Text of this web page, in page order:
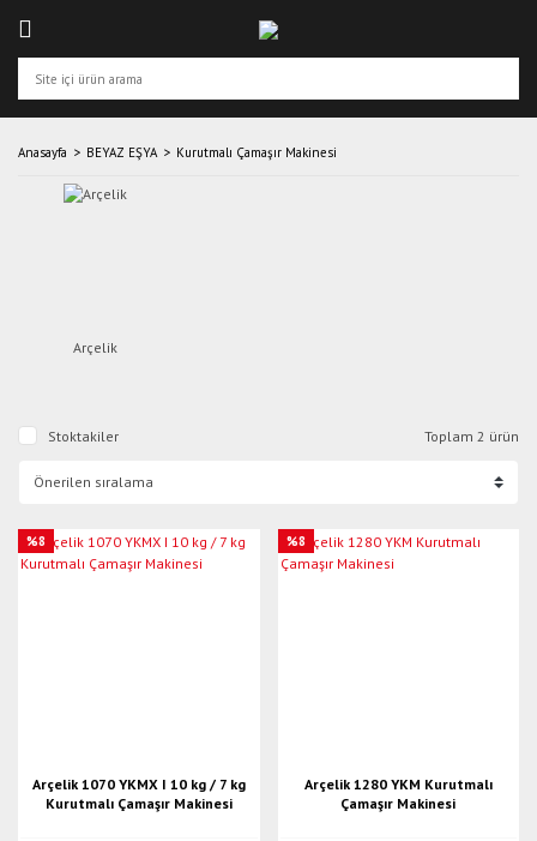
Anasayfa BEYAZ EŞYA Kurutmalı Çamaşır Makinesi
Arçelik
Stoktakiler Toplam 2 ürün
%8
Arçelik 1070 YKMX I 10 kg / 7 kg
Kurutmalı Çamaşır Makinesi
%8
Arçelik 1280 YKM Kurutmalı
Çamaşır Makinesi